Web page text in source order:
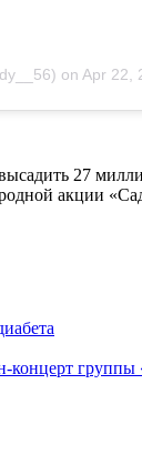
on Apr 22,
27
акции